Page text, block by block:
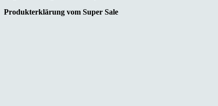
Produkterklärung vom Super Sale